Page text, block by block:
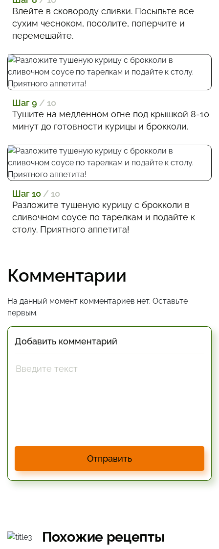
Влейте в сковороду сливки. Посыпьте все
сухим чесноком, посолите, поперчите и
перемешайте.
Шаг 9 / 10
Тушите на медленном огне под крышкой 8-10
минут до готовности курицы и брокколи.
Шаг 10 / 10
Разложите тушеную курицу с брокколи в
сливочном соусе по тарелкам и подайте к
столу. Приятного аппетита!
Комментарии
На данный момент комментариев нет. Оставьте
первым.
Добавить комментарий
Отправить
Похожие рецепты